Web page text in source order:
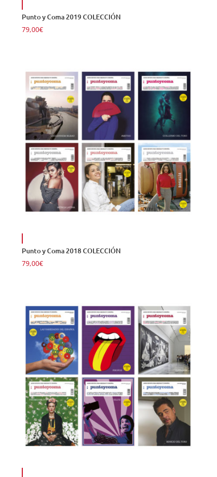
Punto y Coma 2019 COLECCIÓN
79,00€
Punto y Coma 2018 COLECCIÓN
79,00€